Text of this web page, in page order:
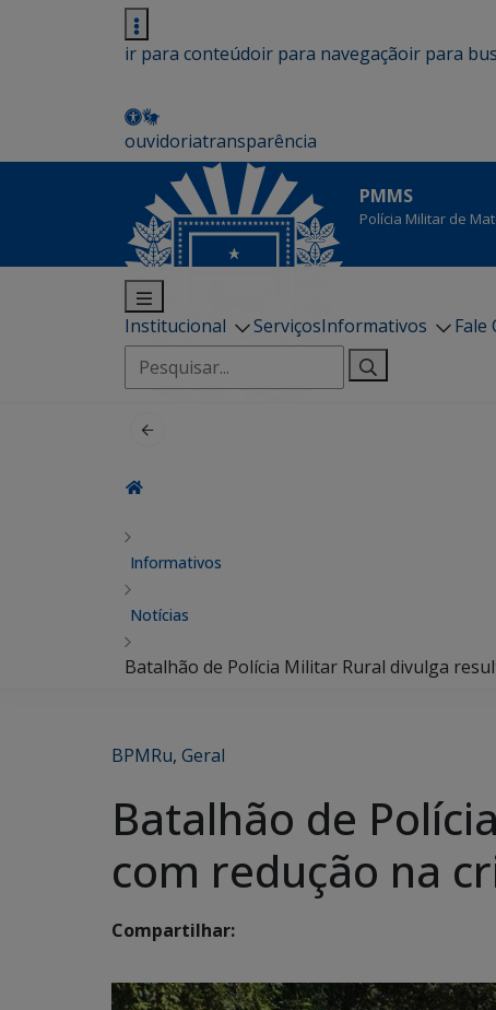
ir para conteúdoir para navegaçãoir para
ouvidoriatransparência
PMMS
Polícia Militar de
Institucional ServiçosInformativos
Fale
Pesquisar
por:
Informativos
Notícias
Batalhão de Polícia Militar Rural divulga
BPMRu, Geral
Batalhão de
com redução na
Compartilhar: